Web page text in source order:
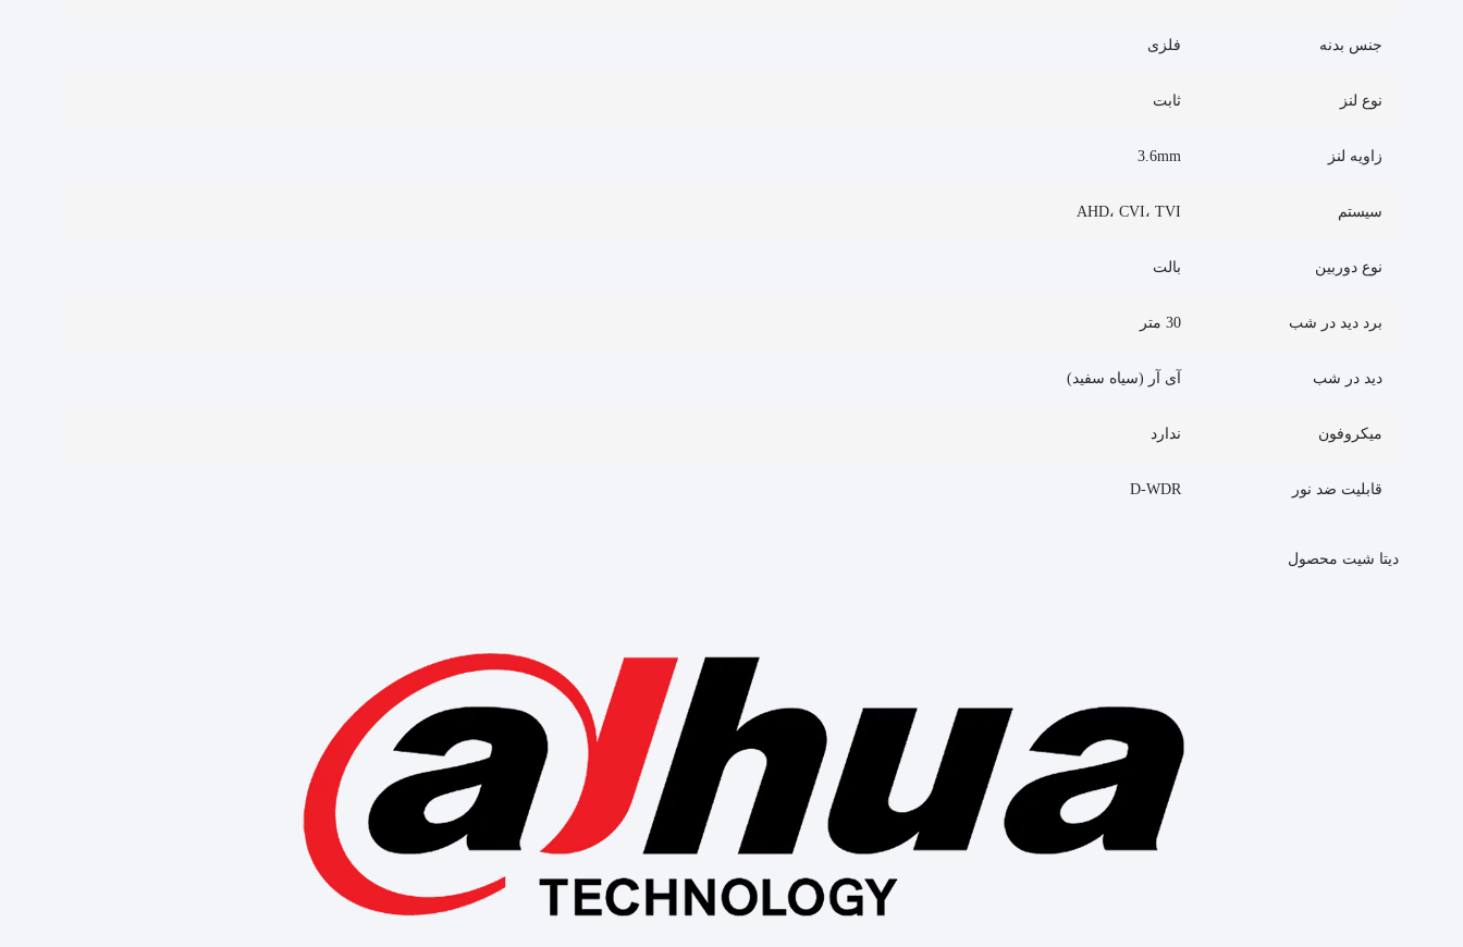
جنس بدنه فلزی
نوع لنز ثابت
زاویه لنز 3.6mm
سیستم AHD، CVI، TVI
نوع دوربین بالت
برد دید در شب 30 متر
دید در شب آی آر (سیاه سفید)
میکروفون ندارد
قابلیت ضد نور D-WDR
دیتا شیت محصول